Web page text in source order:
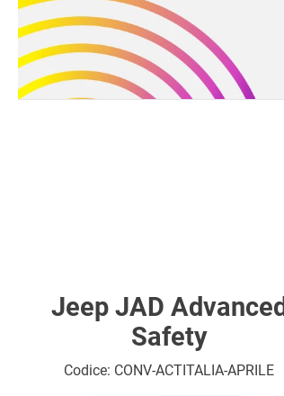
Jeep JAD
Safety
Codice: CONV-ACTITALIA-APRILE